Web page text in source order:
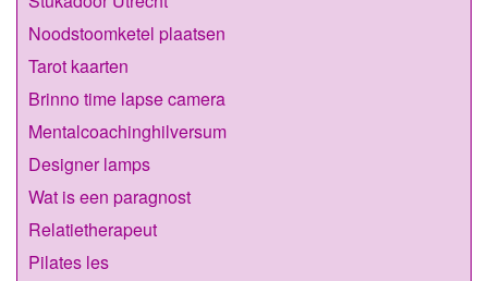
Noodstoomketel plaatsen
Tarot kaarten
Brinno time lapse camera
Mentalcoachinghilversum
Designer lamps
Wat is een paragnost
Relatietherapeut
Pilates les